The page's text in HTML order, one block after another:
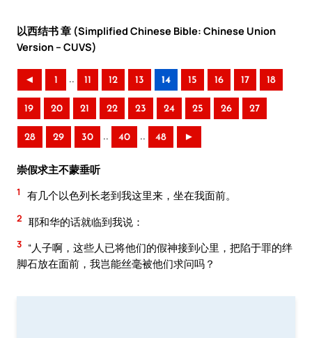
以西结书 章 (Simplified Chinese Bible: Chinese Union
Version – CUVS)
◄ 1 .. 11 12 13 14 15 16 17 18
19 20 21 22 23 24 25 26 27
28 29 30 .. 40 .. 48 ►
崇假求主不蒙垂听
1 有几个以色列长老到我这里来，坐在我面前。
2 耶和华的话就临到我说：
3 “人子啊，这些人已将他们的假神接到心里，把陷于罪的绊
脚石放在面前，我岂能丝毫被他们求问吗？